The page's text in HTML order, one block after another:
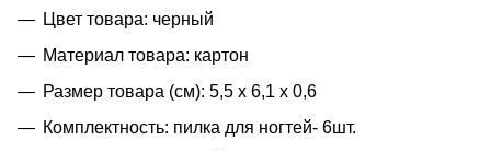
Цвет товара: черный
Материал товара: картон
Размер товара (см): 5,5 x 6,1 x 0,6
Комплектность: пилка для ногтей- 6шт.